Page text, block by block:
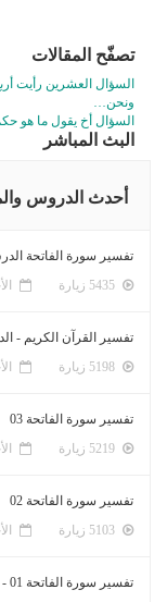
تصفّح المقالات
السؤال العشرين رأيت
ونحن…
السؤال أخ يقول ما هو
البث المباشر
أحدث الدروس
تفسير سورة الفاتحة
الأحد 13
تفسير القرآن الكريم -
الأحد 13
تفسير سورة الفاتحة 03
الأحد 13
تفسير سورة الفاتحة 02
الأحد 13
تفسير سورة الفاتحة 01 - المقدمة